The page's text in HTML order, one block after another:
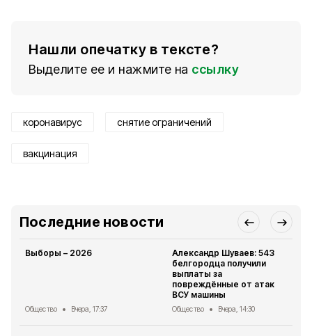
Нашли опечатку в тексте?
Выделите ее и нажмите на ссылку
коронавирус снятие ограничений
вакцинация
Последние новости
Выборы – 2026
Общество Вчера, 17:37
Александр Шуваев: 543
белгородца получили
выплаты за
повреждённые от атак
ВСУ машины
Общество Вчера, 14:30